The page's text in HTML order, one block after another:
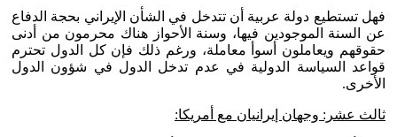
فهل تستطيع دولة عربية أن تتدخل في الشأن الإيراني بحجة الدفاع
عن السنة الموجودين فيها، وسنة الأحواز هناك محرمون من أدنى
حقوقهم ويعاملون أسوأ معاملة، ورغم ذلك فإن كل الدول تحترم
قواعد السياسة الدولية في عدم تدخل الدول في شؤون الدول
الأخرى.
ثالث عشر: وجهان إيرانيان مع أمريكا: